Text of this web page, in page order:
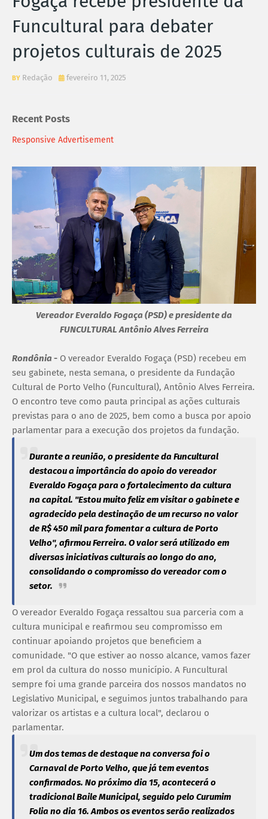
Funcultural para debater
projetos culturais de 2025
Redação fevereiro 11, 2025
Recent Posts
Responsive Advertisement
Vereador Everaldo Fogaça (PSD) e presidente da
FUNCULTURAL Antônio Alves Ferreira
Rondônia - O vereador Everaldo Fogaça (PSD) recebeu em
seu gabinete, nesta semana, o presidente da Fundação
Cultural de Porto Velho (Funcultural), Antônio Alves Ferreira.
O encontro teve como pauta principal as ações culturais
previstas para o ano de 2025, bem como a busca por apoio
parlamentar para a execução dos projetos da fundação.
Durante a reunião, o presidente da Funcultural
destacou a importância do apoio do vereador
Everaldo Fogaça para o fortalecimento da cultura
na capital. "Estou muito feliz em visitar o gabinete e
agradecido pela destinação de um recurso no valor
de R$ 450 mil para fomentar a cultura de Porto
Velho", afirmou Ferreira. O valor será utilizado em
diversas iniciativas culturais ao longo do ano,
consolidando o compromisso do vereador com o
setor.
O vereador Everaldo Fogaça ressaltou sua parceria com a
cultura municipal e reafirmou seu compromisso em
continuar apoiando projetos que beneficiem a
comunidade. "O que estiver ao nosso alcance, vamos fazer
em prol da cultura do nosso município. A Funcultural
sempre foi uma grande parceira dos nossos mandatos no
Legislativo Municipal, e seguimos juntos trabalhando para
valorizar os artistas e a cultura local", declarou o
parlamentar.
Um dos temas de destaque na conversa foi o
Carnaval de Porto Velho, que já tem eventos
confirmados. No próximo dia 15, acontecerá o
tradicional Baile Municipal, seguido pelo Curumim
Folia no dia 16. Ambos os eventos serão realizados